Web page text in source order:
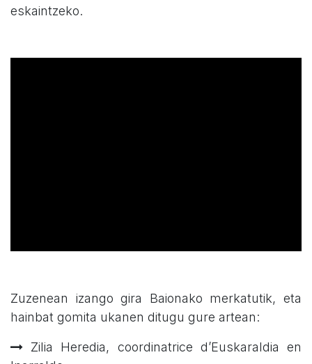
eskaintzeko.
Zuzenean izango gira Baionako merkatutik, eta
hainbat gomita ukanen ditugu gure artean:
Zilia Heredia, coordinatrice d’Euskaraldia en